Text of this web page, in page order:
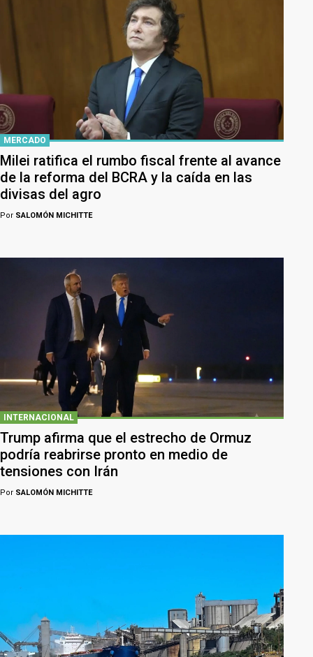
MERCADO
Milei ratifica el rumbo fiscal frente al avance
de la reforma del BCRA y la caída en las
divisas del agro
Por SALOMÓN MICHITTE
INTERNACIONAL
Trump afirma que el estrecho de Ormuz
podría reabrirse pronto en medio de
tensiones con Irán
Por SALOMÓN MICHITTE